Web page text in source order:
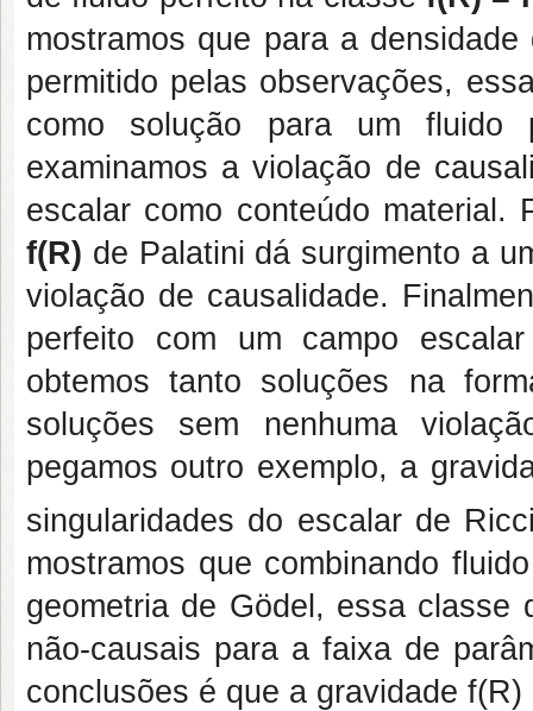
mostramos que para a
permitido pelas observações,
como solução para um fluido
examinamos a violação de
escalar como conteúdo material.
f(R) de Palatini dá surgimento a
violação de causalidade.
perfeito com um campo
obtemos tanto soluções na
soluções sem nenhuma
pegamos outro exemplo, a
singularidades do escalar de
mostramos que combinando
geometria de Gödel, essa classe
não-causais para a faixa de
conclusões é que a gravidade